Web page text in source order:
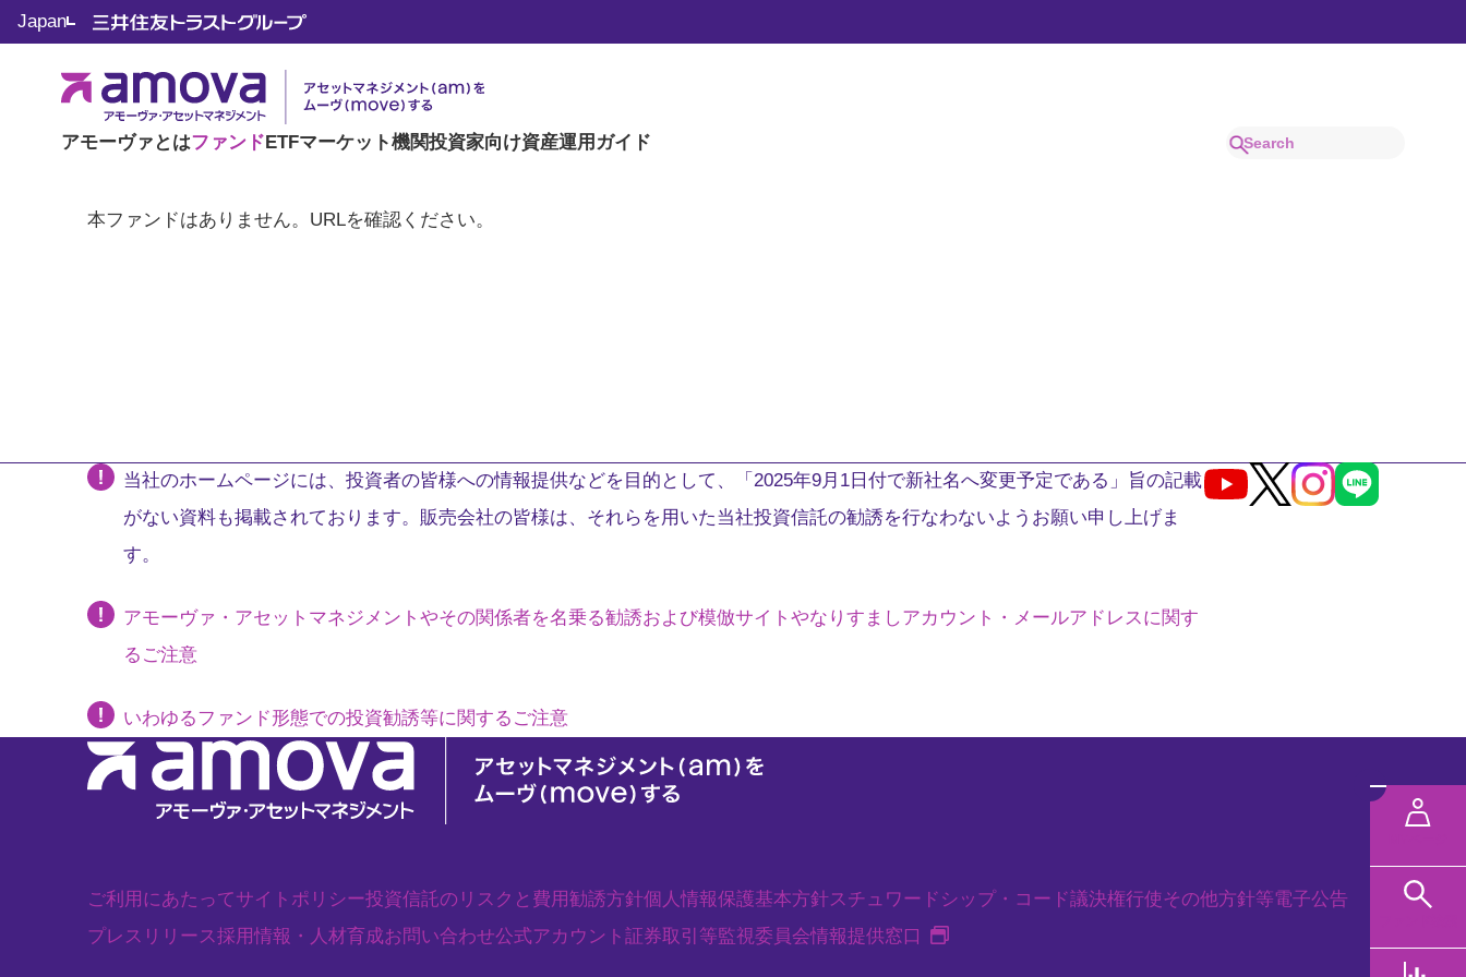
アモーヴァとはファンドETFマーケット機関投資家向け資産運用ガイド
Japan
本ファンドはありません。URLを確認ください。
メ
を
当社のホームページには、投資者の皆様への情報提供などを目的として、「2025年9月1日付で新社名へ変更予定である」旨の記載
がない資料も掲載されております。販売会社の皆様は、それらを用いた当社投資信託の勧誘を行なわないようお願い申し上げま
す。
アモーヴァ・アセットマネジメントやその関係者を名乗る勧誘および模倣サイトやなりすましアカウント・メールアドレスに関す
るご注意
いわゆるファンド形態での投資勧誘等に関するご注意
Youtube
X Instagram
LINE
ご利用にあたってサイトポリシー投資信託のリスクと費用勧誘方針個人情報保護基本方針スチュワードシップ・コード議決権行使その他方針等電子公告
プレスリリース採用情報・人材育成お問い合わせ公式アカウント 証券取引等監視委員会情報提供窓口